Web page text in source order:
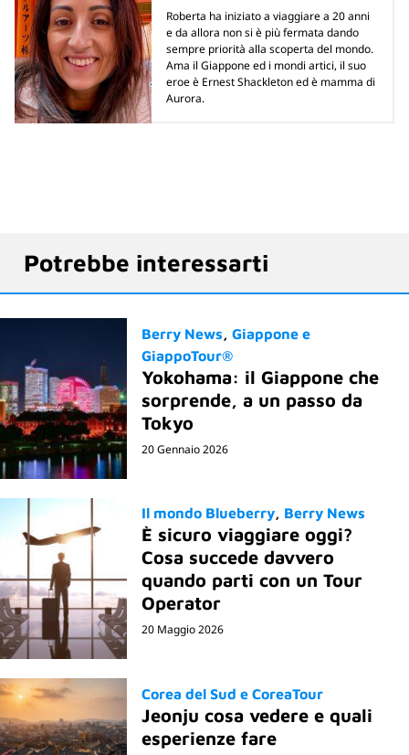
Roberta ha iniziato a viaggiare a 20 anni
e da allora non si è più fermata dando
sempre priorità alla scoperta del mondo.
Ama il Giappone ed i mondi artici, il suo
eroe è Ernest Shackleton ed è mamma di
Aurora.
Potrebbe interessarti
Berry News
Giappone e
GiappoTour®
Yokohama: il Giappone che
sorprende, a un passo da
Tokyo
20 Gennaio 2026
Il mondo Blueberry Berry News
È sicuro viaggiare oggi?
Cosa succede davvero
quando parti con un Tour
Operator
20 Maggio 2026
Corea del Sud e CoreaTour
Jeonju cosa vedere e quali
esperienze fare